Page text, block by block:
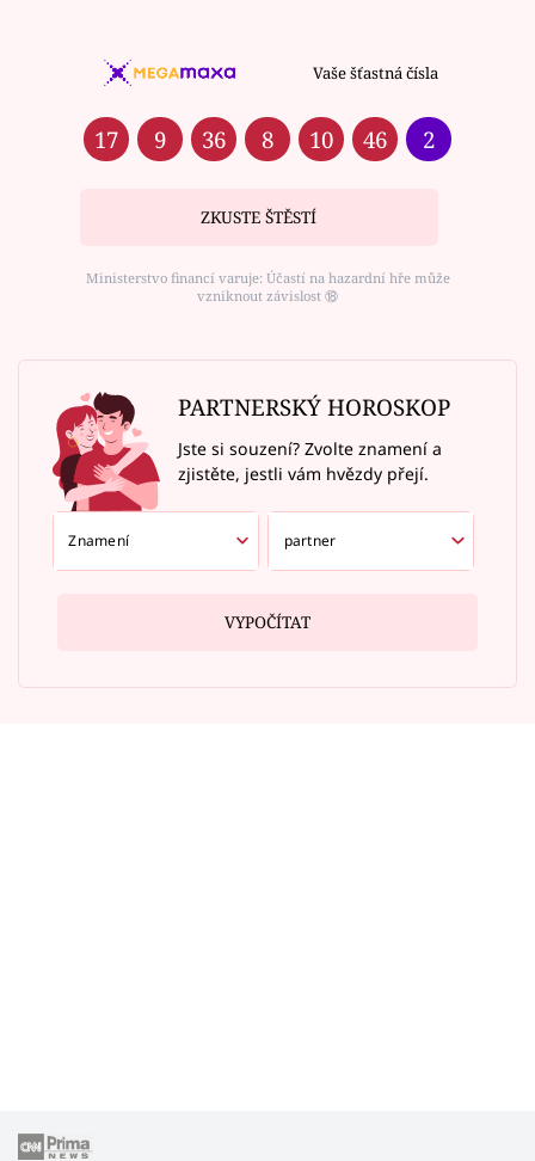
Vaše šťastná čísla
17 9 36 8 10 46 2
ZKUSTE ŠTĚSTÍ
Ministerstvo financí varuje: Účastí na hazardní hře může
vzniknout závislost ⑱
PARTNERSKÝ HOROSKOP
Jste si souzení? Zvolte znamení a
zjistěte, jestli vám hvězdy přejí.
VYPOČÍTAT